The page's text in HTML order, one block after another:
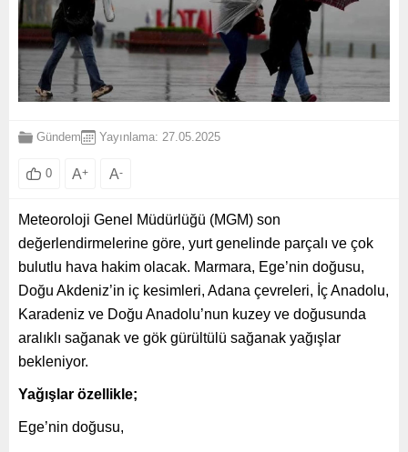
Gündem Yayınlama: 27.05.2025
0 A+ A-
Meteoroloji Genel Müdürlüğü (MGM) son
değerlendirmelerine göre, yurt genelinde parçalı ve çok
bulutlu hava hakim olacak. Marmara, Ege’nin doğusu,
Doğu Akdeniz’in iç kesimleri, Adana çevreleri, İç Anadolu,
Karadeniz ve Doğu Anadolu’nun kuzey ve doğusunda
aralıklı sağanak ve gök gürültülü sağanak yağışlar
bekleniyor.
Yağışlar özellikle;
Ege’nin doğusu,